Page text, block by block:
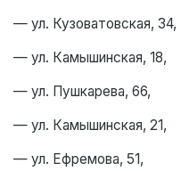
— ул. Кузоватовская, 34,
— ул. Камышинская, 18,
— ул. Пушкарева, 66,
— ул. Камышинская, 21,
— ул. Ефремова, 51,